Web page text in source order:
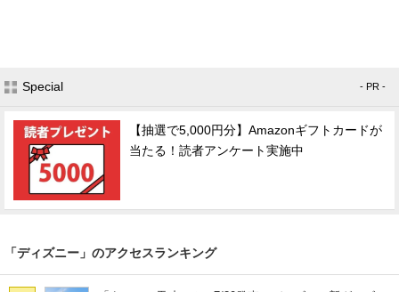
Special - PR -
【抽選で5,000円分】Amazonギフトカードが
当たる！読者アンケート実施中
「ディズニー」のアクセスランキング